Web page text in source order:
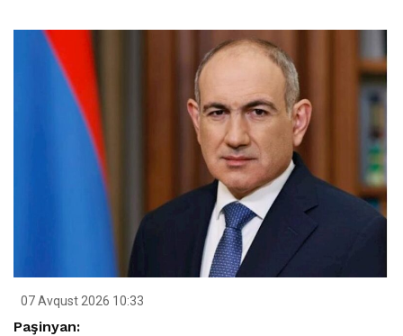
07 Avqust 2026 10:33
Paşinyan: